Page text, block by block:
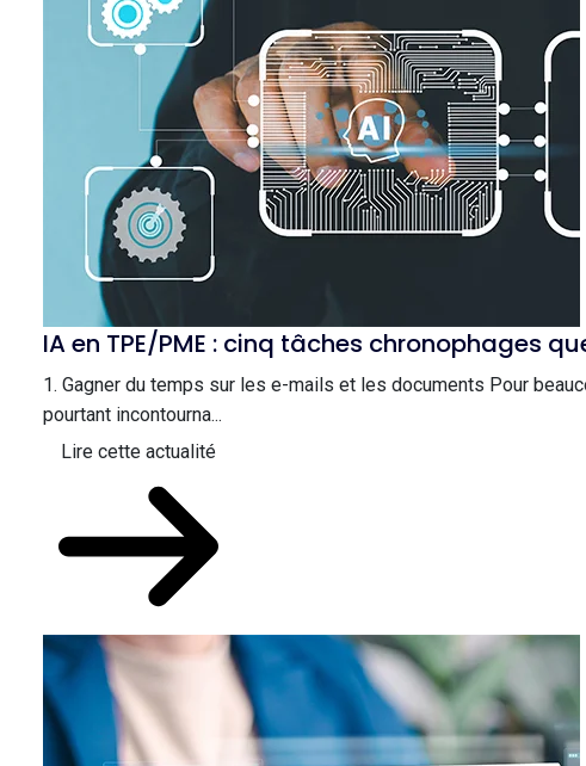
IA en TPE/PME : cinq tâches chronophages
1. Gagner du temps sur les e-mails et les documents Pour
pourtant incontourna...
Lire cette actualité